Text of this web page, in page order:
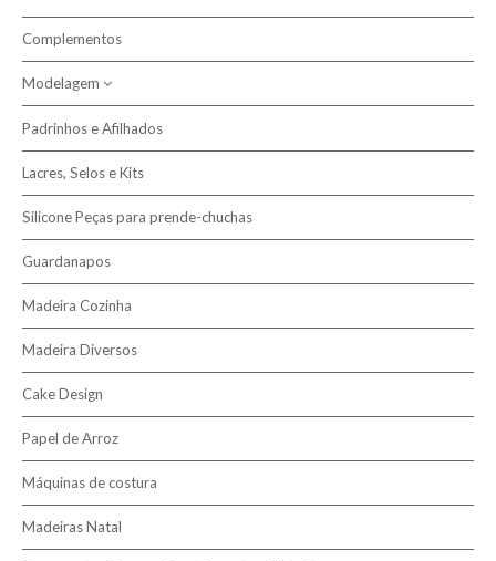
Complementos
Modelagem
Pasta Modelar
Padrinhos e Afilhados
Lacres, Selos e Kits
Silicone Peças para prende-chuchas
Guardanapos
Madeira Cozinha
Madeira Diversos
Cake Design
Papel de Arroz
Máquinas de costura
Madeiras Natal